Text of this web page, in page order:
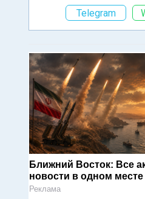
Telegram
Ближний Восток: Все
новости в одном месте
Реклама